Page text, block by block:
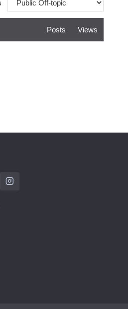
Posts Views